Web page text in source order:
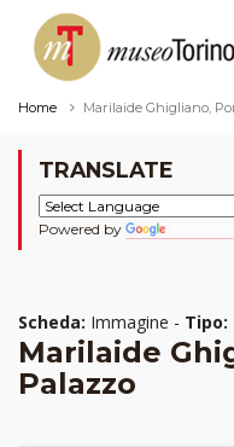
Home Marilaide Ghigliano,
TRANSLATE
Powered by
Scheda: Immagine - Tipo:
Marilaide
Palazzo